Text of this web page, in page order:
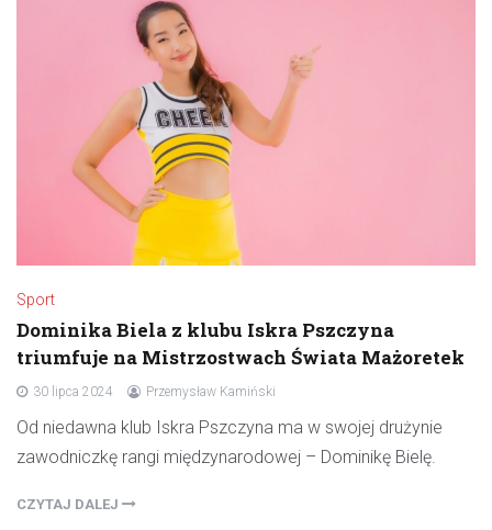
Sport
Dominika Biela z klubu Iskra Pszczyna
triumfuje na Mistrzostwach Świata Mażoretek
30 lipca 2024 Przemysław Kamiński
Od niedawna klub Iskra Pszczyna ma w swojej drużynie
zawodniczkę rangi międzynarodowej – Dominikę Bielę.
CZYTAJ DALEJ